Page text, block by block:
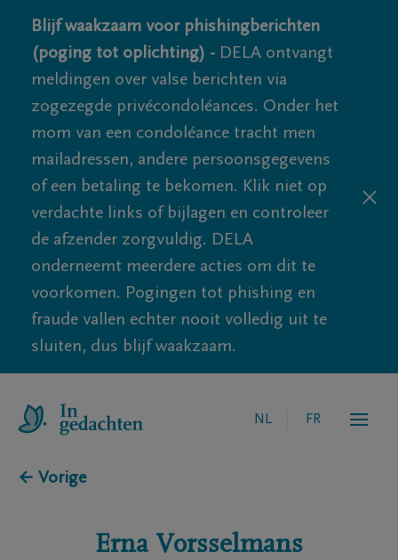
Blijf waakzaam voor phishingberichten
(poging tot oplichting) - DELA ontvangt
meldingen over valse berichten via
zogezegde privécondoléances. Onder het
mom van een condoléance tracht men
mailadressen, andere persoonsgegevens
of een betaling te bekomen. Klik niet op
verdachte links of bijlagen en controleer
de afzender zorgvuldig. DELA
onderneemt meerdere acties om dit te
voorkomen. Pogingen tot phishing en
fraude vallen echter nooit volledig uit te
sluiten, dus blijf waakzaam.
NL FR
← Vorige
Erna Vorsselmans